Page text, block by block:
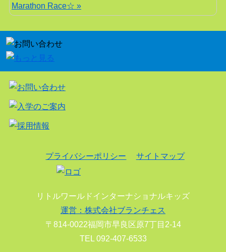
Marathon Race☆ »
プライバシーポリシー サイトマップ
リトルワールドインターナショナルキッズ
運営：株式会社ブランチェス
〒814-0022福岡市早良区原7丁目2-14
TEL 092-407-6533